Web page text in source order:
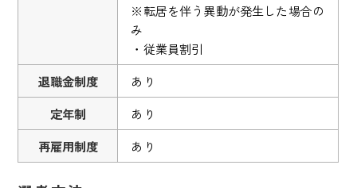
※転居を伴う異動が発生した場合の
み
・従業員割引
退職金制度
あり
定年制
あり
再雇用制度
あり